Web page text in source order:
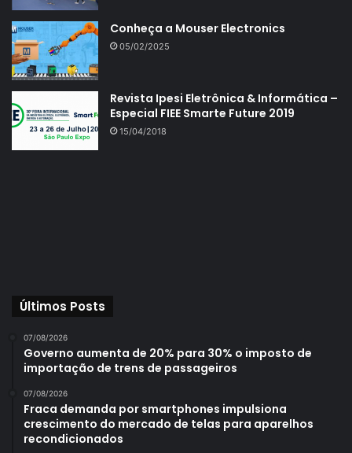
Conheça a Mouser Electronics
05/02/2025
Revista Ipesi Eletrônica & Informática –
Especial FIEE Smarte Future 2019
15/04/2018
Últimos Posts
07/08/2026
Governo aumenta de 20% para 30% o imposto de
importação de trens de passageiros
07/08/2026
Fraca demanda por smartphones impulsiona
crescimento do mercado de telas para aparelhos
recondicionados